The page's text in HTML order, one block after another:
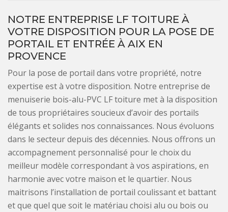
NOTRE ENTREPRISE LF TOITURE À
VOTRE DISPOSITION POUR LA POSE DE
PORTAIL ET ENTRÉE À AIX EN
PROVENCE
Pour la pose de portail dans votre propriété, notre
expertise est à votre disposition. Notre entreprise de
menuiserie bois-alu-PVC LF toiture met à la disposition
de tous propriétaires soucieux d’avoir des portails
élégants et solides nos connaissances. Nous évoluons
dans le secteur depuis des décennies. Nous offrons un
accompagnement personnalisé pour le choix du
meilleur modèle correspondant à vos aspirations, en
harmonie avec votre maison et le quartier. Nous
maitrisons l’installation de portail coulissant et battant
et que quel que soit le matériau choisi alu ou bois ou